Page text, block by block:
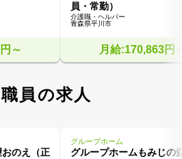
～
員・常勤）
介護職・ヘルパー
青森県平川市
月給:170,863円
員の求人
のえ（正
グループホーム
グループホームもみじの